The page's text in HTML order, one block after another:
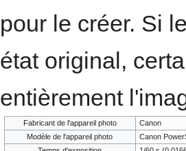
pour le créer. Si
état original,
entièrement
Fabricant de l'appareil photo
Canon
Modèle de l'appareil photo
Canon